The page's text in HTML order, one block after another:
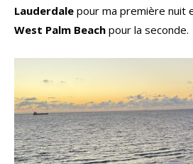
Lauderdale pour ma première nuit
West Palm Beach pour la seconde.